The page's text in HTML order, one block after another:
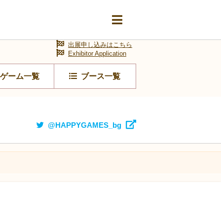
ゲーム一覧 ブース一覧
出展申し込みはこちら
Exhibitor Application
@HAPPYGAMES_bg